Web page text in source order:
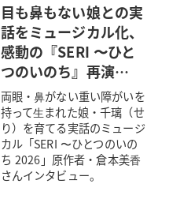
目も鼻もない娘との実
話をミュージカル化、
感動の『SERI 〜ひと
つのいのち』再演…
両眼・⿐がない重い障がいを
持って⽣まれた娘・千璃（せ
り）を育てる実話のミュージ
カル「SERI 〜ひとつのいの
ち 2026」原作者・倉本美⾹
さんインタビュー。